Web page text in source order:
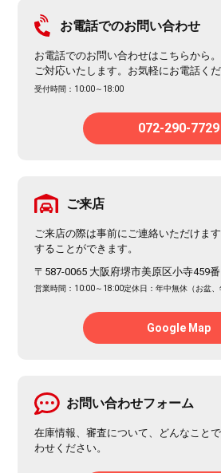
お電話でのお問い合わせ
お電話でのお問い合わせはこちらから
ご対応いたします。お気軽にお電話くだ
受付時間：10:00～18:00
072-290-7729
ご来店
ご来店の際は事前にご連絡いただけま
することができます。
〒587-0065 大阪府堺市美原区小寺459番
営業時間：10:00～18:00定休日：年中無休（お盆、
Google Map
お問い合わせフォーム
在庫情報、審査について、どんなこと
わせください。